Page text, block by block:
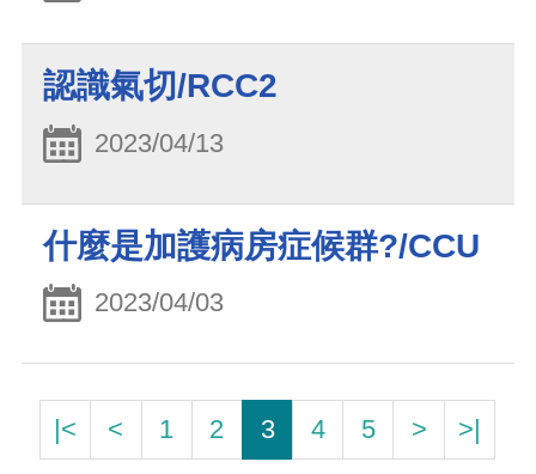
認識氣切/RCC2
2023/04/13
什麼是加護病房症候群?/CCU
2023/04/03
|< < 1 2 3 4 5 > >|